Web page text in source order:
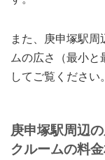
また、庚申塚駅
ムの広さ（最小
してご覧ください。
庚申塚駅周辺
クルームの料